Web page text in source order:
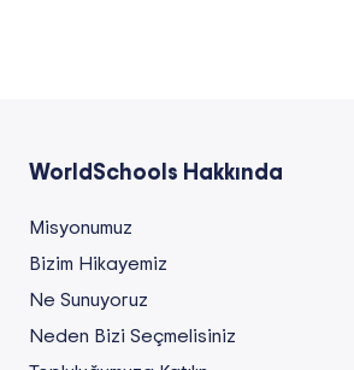
WorldSchools Hakkında
Misyonumuz
Bizim Hikayemiz
Ne Sunuyoruz
Neden Bizi Seçmelisiniz